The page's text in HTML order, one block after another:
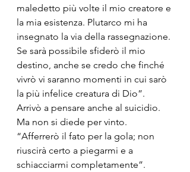
maledetto più volte il mio creatore e
la mia esistenza. Plutarco mi ha
insegnato la via della rassegnazione.
Se sarà possibile sfiderò il mio
destino, anche se credo che finché
vivrò vi saranno momenti in cui sarò
la più infelice creatura di Dio”.
Arrivò a pensare anche al suicidio.
Ma non si diede per vinto.
“Afferrerò il fato per la gola; non
riuscirà certo a piegarmi e a
schiacciarmi completamente”.